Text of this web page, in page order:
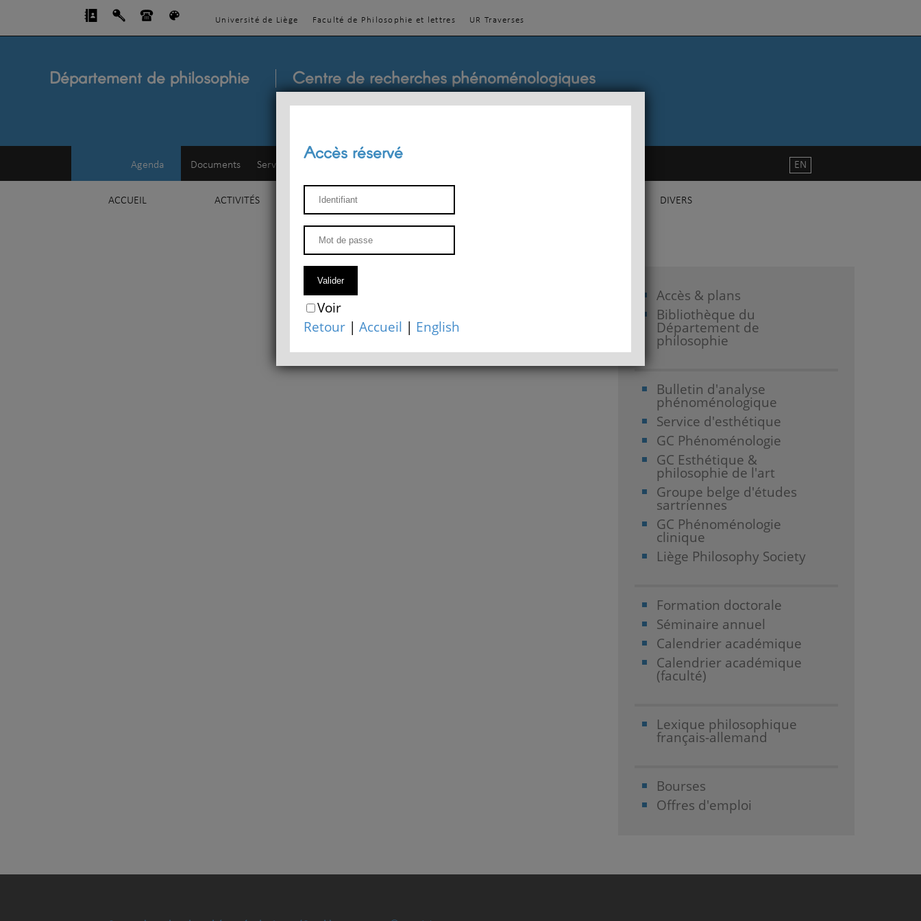
Université de Liège Faculté de Philosophie et lettres UR Traverses
Département de philosophie Centre de recherches phénoménologiques
Agenda Documents Service d'esthétique
ACCUEIL ACTIVITÉS ENSEIGNEMENT DIVERS
EN
Accès & plans
Bibliothèque du
Département de
philosophie
Bulletin d'analyse
phénoménologique
Service d'esthétique
GC Phénoménologie
GC Esthétique &
philosophie de l'art
Groupe belge d'études
sartriennes
GC Phénoménologie
clinique
Liège Philosophy Society
Formation doctorale
Séminaire annuel
Calendrier académique
Calendrier académique
(faculté)
Lexique philosophique
français-allemand
Bourses
Offres d'emploi
Accès réservé
Voir
Retour |Accueil | English